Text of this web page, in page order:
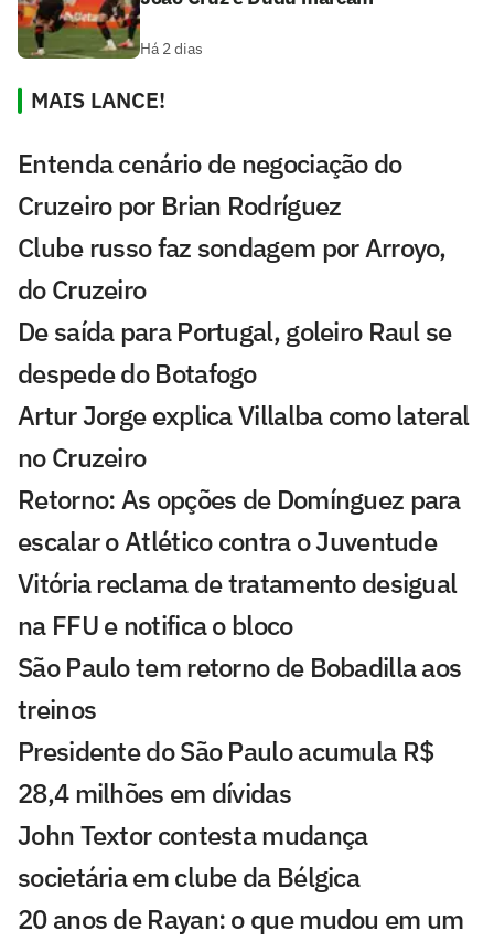
Há 2 dias
MAIS LANCE!
Entenda cenário de negociação do
Cruzeiro por Brian Rodríguez
Clube russo faz sondagem por Arroyo,
do Cruzeiro
De saída para Portugal, goleiro Raul se
despede do Botafogo
Artur Jorge explica Villalba como lateral
no Cruzeiro
Retorno: As opções de Domínguez para
escalar o Atlético contra o Juventude
Vitória reclama de tratamento desigual
na FFU e notifica o bloco
São Paulo tem retorno de Bobadilla aos
treinos
Presidente do São Paulo acumula R$
28,4 milhões em dívidas
John Textor contesta mudança
societária em clube da Bélgica
20 anos de Rayan: o que mudou em um